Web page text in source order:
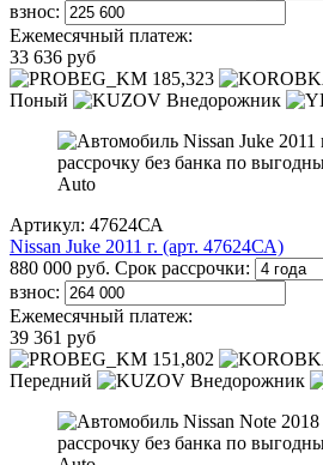
взнос:
Ежемесячный платеж:
33 636 руб
185,323
Поный
Внедорожник
Артикул: 47624СА
Nissan Juke 2011 г. (арт. 47624СА)
880 000 руб. Срок рассрочки:
взнос:
Ежемесячный платеж:
39 361 руб
151,802
Передний
Внедорожник